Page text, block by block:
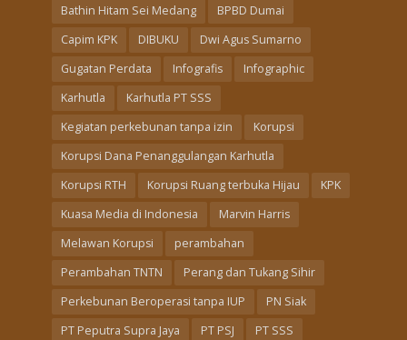
Bathin Hitam Sei Medang
BPBD Dumai
Capim KPK
DIBUKU
Dwi Agus Sumarno
Gugatan Perdata
Infografis
Infographic
Karhutla
Karhutla PT SSS
Kegiatan perkebunan tanpa izin
Korupsi
Korupsi Dana Penanggulangan Karhutla
Korupsi RTH
Korupsi Ruang terbuka Hijau
KPK
Kuasa Media di Indonesia
Marvin Harris
Melawan Korupsi
perambahan
Perambahan TNTN
Perang dan Tukang Sihir
Perkebunan Beroperasi tanpa IUP
PN Siak
PT Peputra Supra Jaya
PT PSJ
PT SSS